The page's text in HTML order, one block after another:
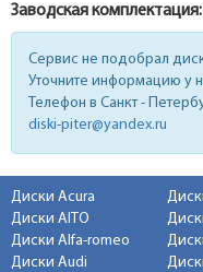
Заводская комплектация:
Сервис не подобрал
Уточните информацию у
Телефон в Санкт -
diski-piter@yandex.ru
Диски Acura
Диски AITO
Диски Alfa-romeo
Диски Audi